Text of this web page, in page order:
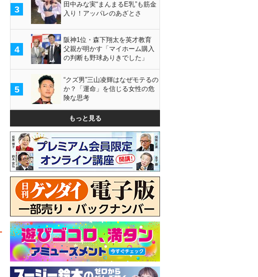
3
田中みな実“まんまるE乳”も筋金
入り！アッパレのあざとさ
4
阪神1位・森下翔太を英才教育
父親が明かす「マイホーム購入
の判断も野球ありきでした」
5
“クズ男”三山凌輝はなぜモテるの
か？「運命」を信じる女性の危
険な思考
もっと見る